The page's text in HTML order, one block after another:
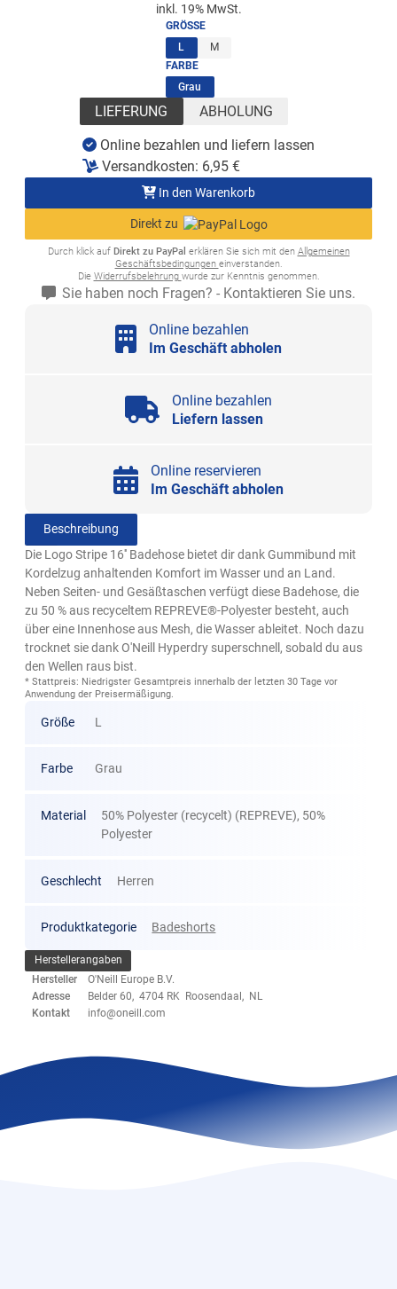
inkl. 19% MwSt.
GRÖSSE
L (ausgewählt)
M
FARBE
Grau
LIEFERUNG ABHOLUNG
Online bezahlen und liefern lassen
Versandkosten: 6,95 €
In den Warenkorb
Direkt zu
Durch klick auf Direkt zu PayPal erklären Sie sich mit den Allgemeinen
Geschäftsbedingungen einverstanden.
Die Widerrufsbelehrung wurde zur Kenntnis genommen.
Sie haben noch Fragen? - Kontaktieren Sie uns.
Online bezahlen
Im Geschäft abholen
Online bezahlen
Liefern lassen
Online reservieren
Im Geschäft abholen
Beschreibung
Die Logo Stripe 16'' Badehose bietet dir dank Gummibund mit
Kordelzug anhaltenden Komfort im Wasser und an Land.
Neben Seiten- und Gesäßtaschen verfügt diese Badehose, die
zu 50 % aus recyceltem REPREVE®-Polyester besteht, auch
über eine Innenhose aus Mesh, die Wasser ableitet. Noch dazu
trocknet sie dank O'Neill Hyperdry superschnell, sobald du aus
den Wellen raus bist.
* Stattpreis: Niedrigster Gesamtpreis innerhalb der letzten 30 Tage vor
Anwendung der Preisermäßigung.
Größe L
Farbe Grau
Material
50% Polyester (recycelt) (REPREVE), 50%
Polyester
Geschlecht Herren
Produktkategorie Badeshorts
Herstellerangaben
Hersteller
O'Neill Europe B.V.
Adresse
Belder 60, 4704 RK Roosendaal, NL
Kontakt
info@oneill.com